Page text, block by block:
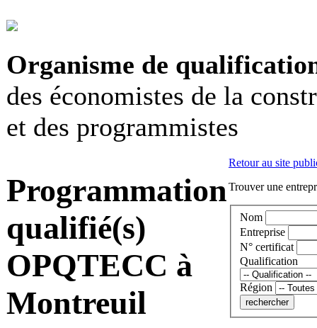
Organisme de
des économistes de la
et des programmistes
Programmation
qualifié(s)
OPQTECC à
Montreuil
Retour au site
Trouver une
Nom
Entreprise
N° certificat
Qualification
Région